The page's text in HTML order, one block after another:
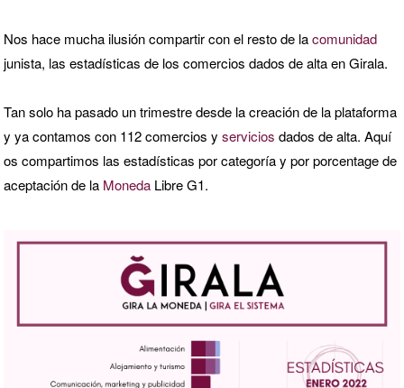
Nos hace mucha ilusión compartir con el resto de lacomunidad
junista, las estadísticas de los comercios dados de alta en Girala.
Tan solo ha pasado un trimestre desde la creación de la plataforma
y ya contamos con 112 comercios y servicios dados de alta. Aquí
os compartimos las estadísticas por categoría y por porcentage de
aceptación de la Moneda Libre G1.